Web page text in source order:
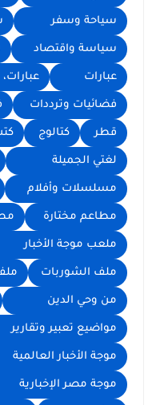
سياحة وسفر
سياسة واقتصاد
عبارات عبارات،
فضائيات وترددات
قطر كتالوج
لغتي الجميلة
مسلسلات وأفلام
مطاعم مختارة
ملعب موجة الأخبار
ملف الشوربات
من وحي الدين
مواضيع تعبير وتقارير
موجة الأخبار العالمية
موجة مصر الإخبارية